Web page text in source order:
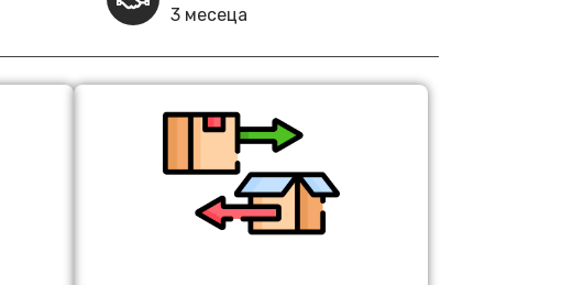
3 месеца